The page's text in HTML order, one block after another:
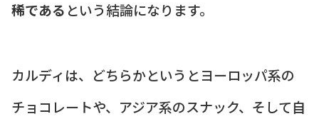
稀である という結論になります。
カルディは、どちらかというとヨーロッパ系の
チョコレートや、アジア系のスナック、そして自